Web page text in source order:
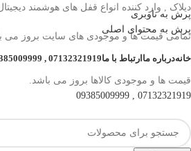
پرش به ناوبری
پرش به محتوای اصلی
دیلاک , وارد کننده انواع قفل های هوشمند
تمامی قیمت ها و موجودی های سایت بروز می
خانهدرباره ما ارتباط با ما07132321919 , 09385009999
قیمت ها و موجودی کالاها بروز می باشد.
07132321919 , 09385009999